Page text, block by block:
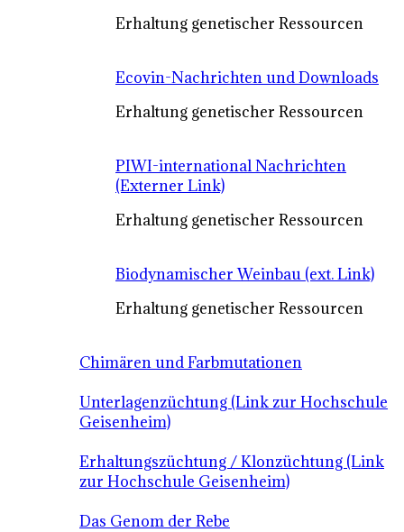
Erhaltung genetischer Ressourcen
Ecovin-Nachrichten und Downloads
Erhaltung genetischer Ressourcen
PIWI-international Nachrichten
(Externer Link)
Erhaltung genetischer Ressourcen
Biodynamischer Weinbau (ext. Link)
Erhaltung genetischer Ressourcen
Chimären und Farbmutationen
Unterlagenzüchtung (Link zur Hochschule
Geisenheim)
Erhaltungszüchtung / Klonzüchtung (Link
zur Hochschule Geisenheim)
Das Genom der Rebe